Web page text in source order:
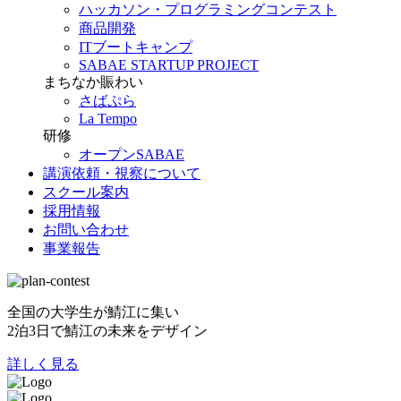
ハッカソン・プログラミングコンテスト
商品開発
ITブートキャンプ
SABAE STARTUP PROJECT
まちなか賑わい
さばぷら
La Tempo
研修
オープンSABAE
講演依頼・視察について
スクール案内
採用情報
お問い合わせ
事業報告
全国の大学生が鯖江に集い
2泊3日で鯖江の未来をデザイン
詳しく見る